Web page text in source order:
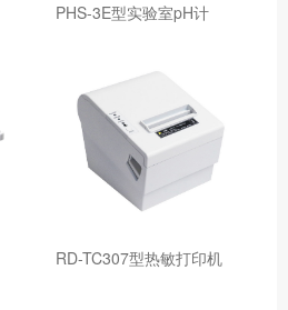
PHS-3E型实验室pH计
RD-TC307型热敏打印机